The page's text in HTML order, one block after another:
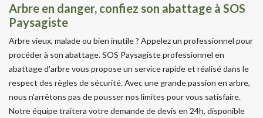
Arbre en danger, confiez son abattage à SOS
Paysagiste
Arbre vieux, malade ou bien inutile ? Appelez un professionnel pour
procéder à son abattage. SOS Paysagiste professionnel en
abattage d'arbre vous propose un service rapide et réalisé dans le
respect des règles de sécurité. Avec une grande passion en arbre,
nous n'arrêtons pas de pousser nos limites pour vous satisfaire.
Notre équipe traitera votre demande de devis en 24h, disponible